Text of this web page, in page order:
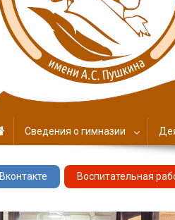
Сведения о гимназии
Вконтакте Воспитательная